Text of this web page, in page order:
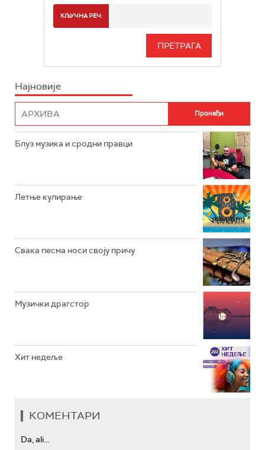
РАДИО БЕОГРАД 3
РАДИО РОКЕНРОЛЕР
РАДИО ЏЕЗЕР
ИНФО
КЉУЧНА РЕЧ:
Најновије
Блуз музика и сродни правци
Летње кулирање
Свака песма носи своју причу
Музички драгстор
Хит недеље
КОМЕНТАРИ
Da, ali...